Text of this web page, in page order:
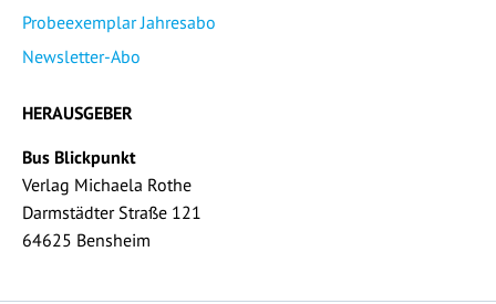
Probeexemplar Jahresabo
Newsletter-Abo
HERAUSGEBER
Bus Blickpunkt
Verlag Michaela Rothe
Darmstädter Straße 121
64625 Bensheim